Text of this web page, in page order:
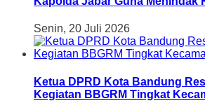
Senin, 20 Juli 2026
Ketua DPRD Kota Bandung
Kegiatan BBGRM Tingkat